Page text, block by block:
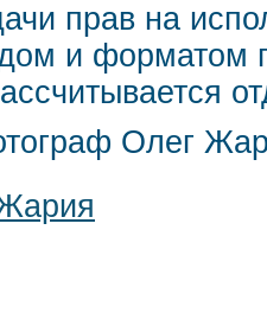
прав на
и форматом
Олег